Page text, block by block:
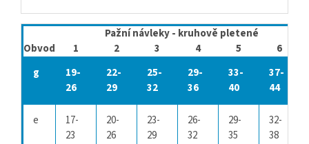
Pažní návleky - kruhově pletené
Obvod
1 2 3 4 5
6
g
19-
26
22-
29
25-
32
29-
36
33-
40
37-
44
e
17-
23
20-
26
23-
29
26-
32
29-
35
32-
38